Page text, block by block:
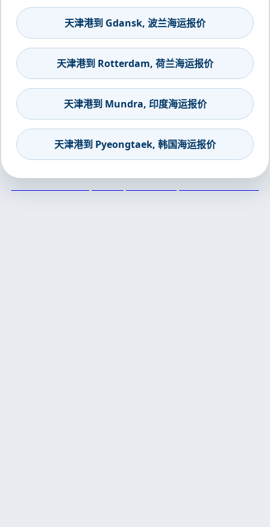
天津港到 Gdansk, 波兰海运报价
天津港到 Rotterdam, 荷兰海运报价
天津港到 Mundra, 印度海运报价
天津港到 Pyeongtaek, 韩国海运报价